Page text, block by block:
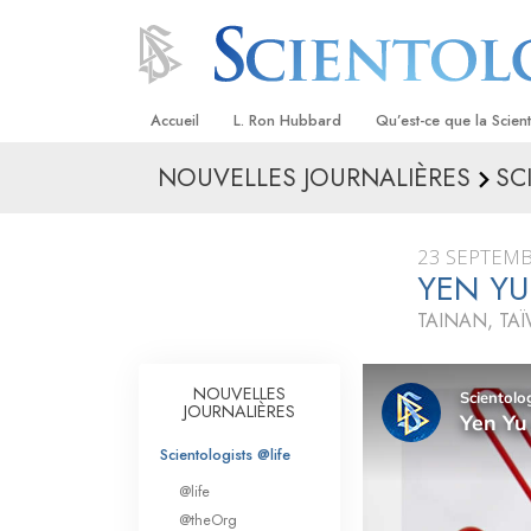
Accueil L. Ron Hubbard Qu’est-ce que la
Croyances et pratiques
Les scientologues et
Rencontrez un
À l’intérieur d’une
Les principes de
Scientologie
La Dianétique : Une
NOUVELLES JOURNALIÈRES
23
YEN
TAINAN,
NOUVELLES
JOURNALIÈRES
Scientologists @life
@life
@theOrg